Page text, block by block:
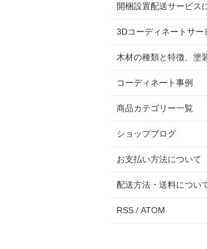
開梱設置配送サービス
3Dコーディネートサー
木材の種類と特徴、塗
コーディネート事例
商品カテゴリー一覧
ショップブログ
お支払い方法について
配送方法・送料につい
RSS / ATOM